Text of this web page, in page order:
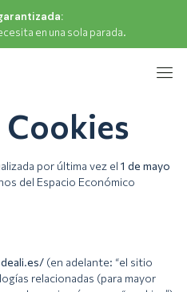
en una sola parada.
por última vez el 1 de mayo
del Espacio Económico
(en adelante: “el sitio
relacionadas (para mayor